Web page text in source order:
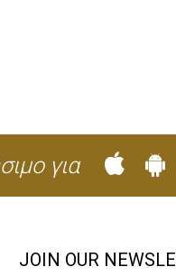
για
JOIN OUR